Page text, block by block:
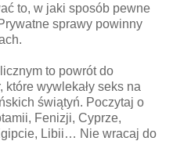
to, w jaki sposób pewne
sprawy powinny
to powrót do
wywlekały seks na
świątyń. Poczytaj o
Fenizji, Cyprze,
Libii… Nie wracaj do